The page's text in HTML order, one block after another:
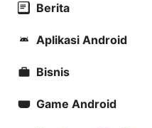
Berita
Aplikasi Android
Bisnis
Game Android